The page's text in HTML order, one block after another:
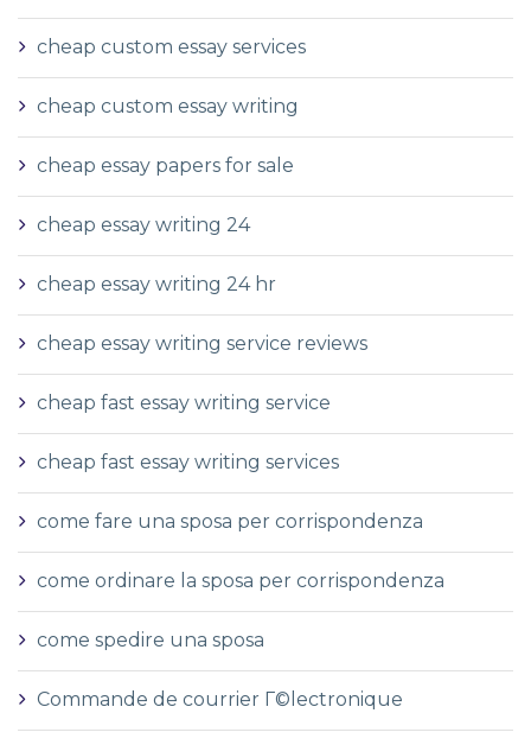
cheap custom essay services
cheap custom essay writing
cheap essay papers for sale
cheap essay writing 24
cheap essay writing 24 hr
cheap essay writing service reviews
cheap fast essay writing service
cheap fast essay writing services
come fare una sposa per corrispondenza
come ordinare la sposa per corrispondenza
come spedire una sposa
Commande de courrier Г©lectronique